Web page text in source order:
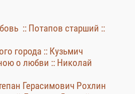
:: Потапов старший ::
города :: Кузьмич
о любви :: Николай
Герасимович Рохлин